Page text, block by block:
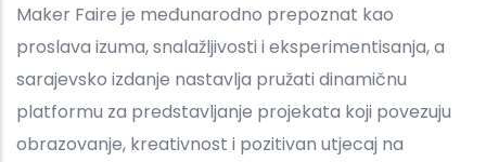
Maker Faire je međunarodno prepoznat kao
proslava izuma, snalažljivosti i eksperimentisanja, a
sarajevsko izdanje nastavlja pružati dinamičnu
platformu za predstavljanje projekata koji povezuju
obrazovanje, kreativnost i pozitivan utjecaj na